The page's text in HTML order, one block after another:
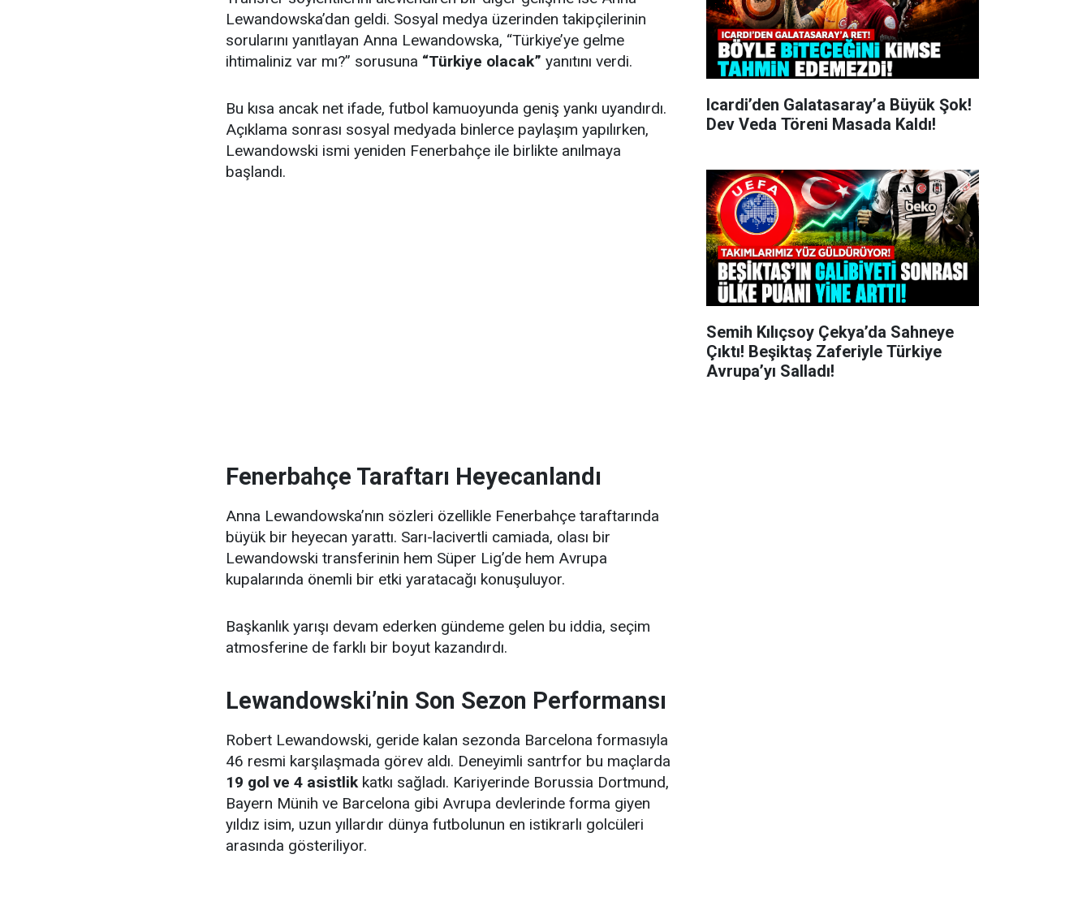
Lewandowska’dan geldi. Sosyal medya üzerinden takipçilerinin
sorularını yanıtlayan Anna Lewandowska, “Türkiye’ye gelme
ihtimaliniz var mı?” sorusuna “Türkiye olacak” yanıtını verdi.
Bu kısa ancak net ifade, futbol kamuoyunda geniş yankı uyandırdı.
Açıklama sonrası sosyal medyada binlerce paylaşım yapılırken,
Lewandowski ismi yeniden Fenerbahçe ile birlikte anılmaya
başlandı.
Fenerbahçe Taraftarı Heyecanlandı
Anna Lewandowska’nın sözleri özellikle Fenerbahçe taraftarında
büyük bir heyecan yarattı. Sarı-lacivertli camiada, olası bir
Lewandowski transferinin hem Süper Lig’de hem Avrupa
kupalarında önemli bir etki yaratacağı konuşuluyor.
Başkanlık yarışı devam ederken gündeme gelen bu iddia, seçim
atmosferine de farklı bir boyut kazandırdı.
Lewandowski’nin Son Sezon Performansı
Robert Lewandowski, geride kalan sezonda Barcelona formasıyla
46 resmi karşılaşmada görev aldı. Deneyimli santrfor bu maçlarda
19 gol ve 4 asistlikkatkı sağladı. Kariyerinde Borussia Dortmund,
Bayern Münih ve Barcelona gibi Avrupa devlerinde forma giyen
yıldız isim, uzun yıllardır dünya futbolunun en istikrarlı golcüleri
arasında gösteriliyor.
Icardi’den Galatasaray’a Büyük Şok!
Dev Veda Töreni Masada Kaldı!
Semih Kılıçsoy Çekya’da Sahneye
Çıktı! Beşiktaş Zaferiyle Türkiye
Avrupa’yı Salladı!